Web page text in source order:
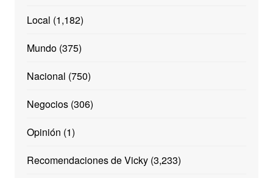
Local (1,182)
Mundo(375)
Nacional (750)
Negocios(306)
Opinión (1)
Recomendaciones de Vicky(3,233)